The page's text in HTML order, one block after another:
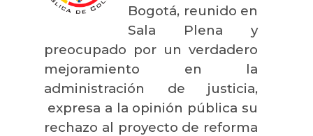
Bogotá, reunido en
Sala Plena y
preocupado por un verdadero
mejoramiento en la
administración de justicia,
expresa a la opinión pública su
rechazo al proyecto de reforma